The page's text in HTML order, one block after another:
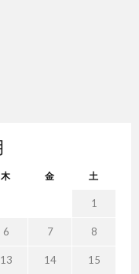
木 金 土
1
6 7 8
13 14 15